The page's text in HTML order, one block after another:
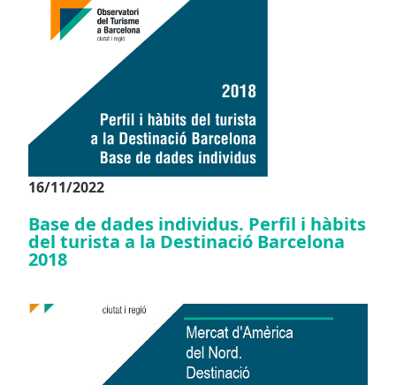
16/11/2022
Base de dades individus. Perfil i hàbits
del turista a la Destinació Barcelona
2018